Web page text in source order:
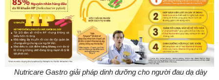
Nutricare Gastro giải pháp dinh dưỡng cho người đau dạ dày